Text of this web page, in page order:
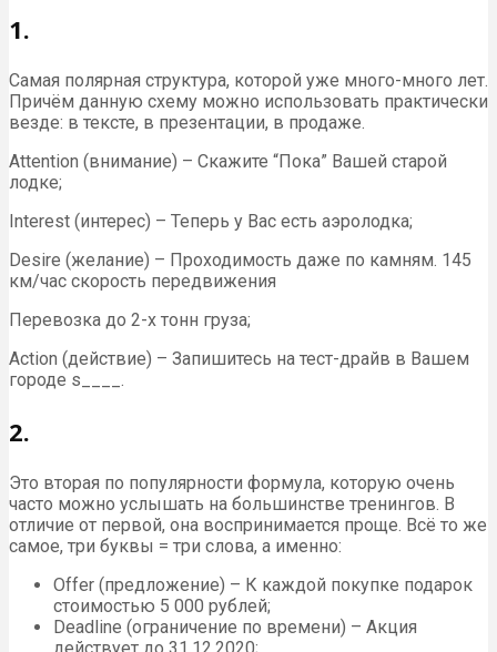
1.
Самая полярная структура, которой уже много-много лет.
Причём данную схему можно использовать практически
везде: в тексте, в презентации, в продаже.
Attention (внимание) – Скажите “Пока” Вашей старой
лодке;
Interest (интерес) – Теперь у Вас есть аэролодка;
Desire (желание) – Проходимость даже по камням. 145
км/час скорость передвижения
Перевозка до 2-х тонн груза;
Action (действие) – Запишитесь на тест-драйв в Вашем
городе s____.
2.
Это вторая по популярности формула, которую очень
часто можно услышать на большинстве тренингов. В
отличие от первой, она воспринимается проще. Всё то же
самое, три буквы = три слова, а именно:
Offer (предложение) – К каждой покупке подарок
стоимостью 5 000 рублей;
Deadline (ограничение по времени) – Акция